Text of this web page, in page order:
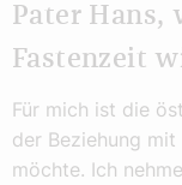
Pater
Fastenzeit
Für mich ist die
der Beziehung
möchte. Ich